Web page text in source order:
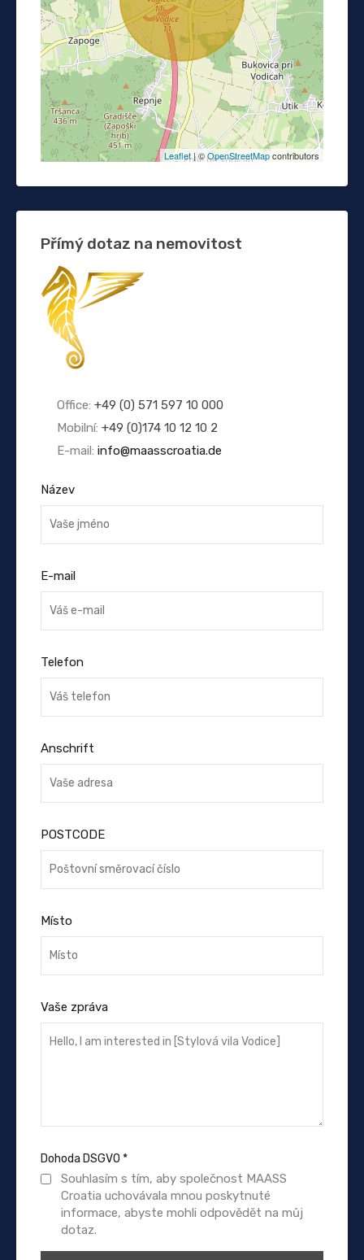
Leaflet| ©OpenStreetMapcontributors
Přímý dotaz na nemovitost
Office: +49 (0) 571 597 10 000
Mobilní: +49 (0)174 10 12 10 2
E-mail: info@maasscroatia.de
Název
E-mail
Telefon
Anschrift
POSTCODE
Místo
Vaše zpráva
Dohoda DSGVO *
Souhlasím s tím, aby společnost MAASS
Croatia uchovávala mnou poskytnuté
informace, abyste mohli odpovědět na můj
dotaz.